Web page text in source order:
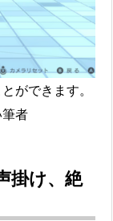
ができます。
者
掛け、絶